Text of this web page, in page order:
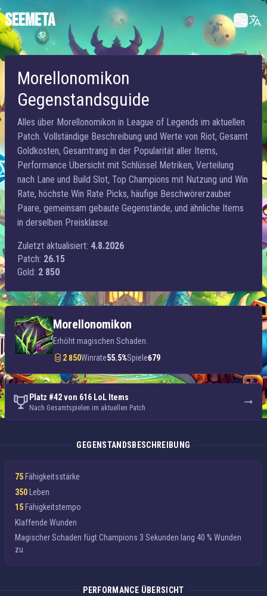
SEEMETA
Morellonomikon
Gegenstandsguide
Alles über Morellonomikon in League of Legends im aktuellen
Patch. Vollständige Beschreibung und Werte von Riot, Gesamt
Goldkosten, Gesamtrang in der Popularität aller Items,
Performance Übersicht mit Schlüssel Metriken, Verteilung
nach Lane und Build Slot, Top Champions mit Nutzung und Win
Rate, höchste Win Rate Picks, häufige Beschwörerzauber
Paare, gemeinsam gebaute Gegenstände, und ähnliche Items
in derselben Preisklasse.
Zuletzt aktualisiert: 4.8.2026
Patch: 26.15
Gold: 2 850
Morellonomikon
Erhöht magischen Schaden.
2 850Winrate55.5%Spiele679
Platz #42 von 616 LoL Items
Nach Gesamtspielen im aktuellen Patch
GEGENSTANDSBESCHREIBUNG
75 Fähigkeitsstärke
350Leben
15 Fähigkeitstempo
Klaffende Wunden
Magischer Schaden fügt Champions 3 Sekunden lang 40 % Wunden
zu.
PERFORMANCE ÜBERSICHT